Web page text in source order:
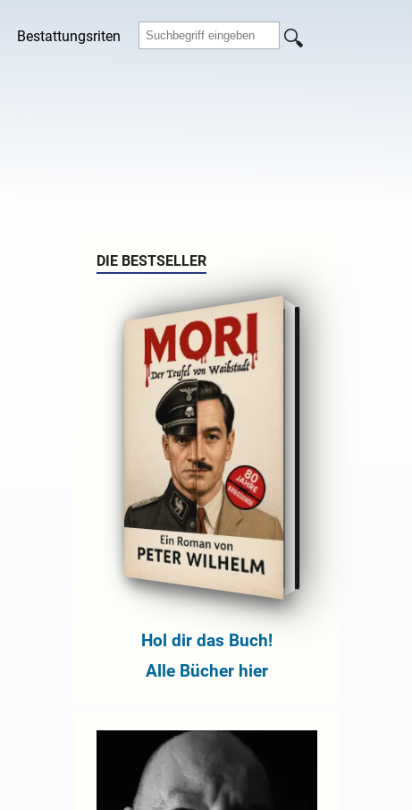
Bestattungsriten
DIE BESTSELLER
Hol dir das Buch!
Alle Bücher hier